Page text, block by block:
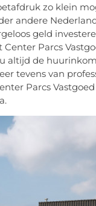
zo klein
andere
geld
Parcs
altijd de
tevens van
Parcs